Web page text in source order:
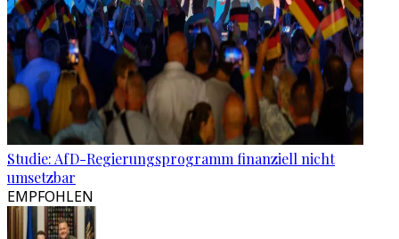
Studie: AfD-Regierungsprogramm finanziell nicht
umsetzbar
EMPFOHLEN